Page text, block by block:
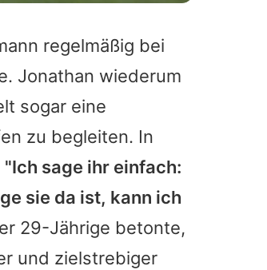
regelmäßig bei
Jonathan wiederum
sogar eine
zu begleiten. In
"Ich sage ihr einfach:
sie da ist, kann ich
29-Jährige betonte,
und zielstrebiger